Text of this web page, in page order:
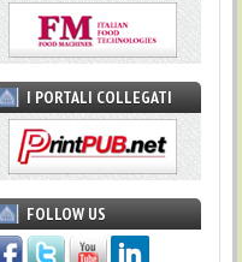
I PORTALI COLLEGATI
FOLLOW US